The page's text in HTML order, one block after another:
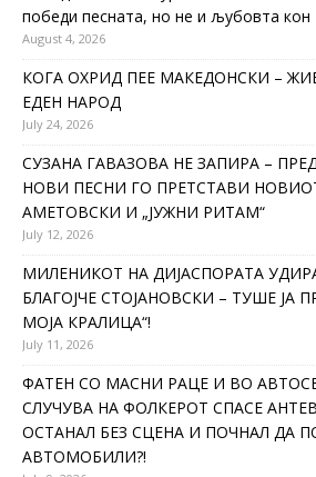
победи песната, но не и љубовта кон
August 4, 2026
КОГА ОХРИД ПЕЕ МАКЕДОНСКИ –
ЕДЕН НАРОД
July 24, 2026
СУЗАНА ГАВАЗОВА НЕ ЗАПИРА –
НОВИ ПЕСНИ ГО ПРЕТСТАВИ
АМЕТОВСКИ И „ЈУЖНИ РИТАМ“
July 12, 2026
МИЛЕНИКОТ НА ДИЈАСПОРАТА
БЛАГОЈЧЕ СТОЈАНОВСКИ – ТУШЕ ЈА
МОЈА КРАЛИЦА“!
July 11, 2026
ФАТЕН СО МАСНИ РАЦЕ И ВО
СЛУЧУВА НА ФОЛКЕРОТ СПАСЕ
ОСТАНАЛ БЕЗ СЦЕНА И ПОЧНАЛ ДА
АВТОМОБИЛИ?!